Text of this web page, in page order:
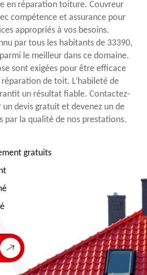
en réparation toiture. Couvreur
compétence et assurance pour
appropriés à vos besoins.
par tous les habitants de 33390,
le meilleur dans ce domaine.
sont exigées pour être efficace
de toit. L’habileté de
un résultat fiable. Contactez-
devis gratuit et devenez un de
par la qualité de nos prestations.
gratuits